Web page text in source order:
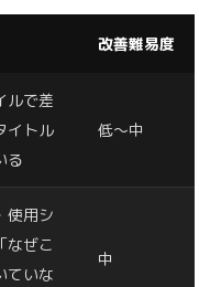
改善難易度
ルで差
イトル
る
低〜中
使用シ
なぜこ
ていな
中